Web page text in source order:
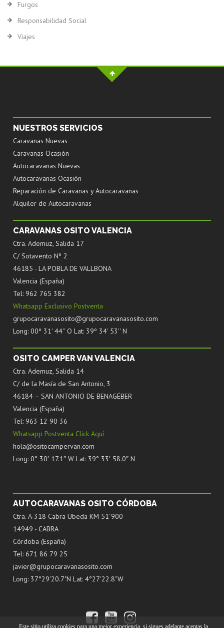
Este sitio utiliza cookies para una mejor experiencia, si sigues adelante aceptas la
Furgos
Responsabilidad Social
Viajes
NUESTROS SERVICIOS
Caravanas Nuevas
Caravanas Ocasión
Autocaravanas Nuevas
Autocaravanas Ocasión
Reparación de Caravanas y Autocaravanas
Alquiler de Autocaravanas
CARAVANAS OSITO VALENCIA
Ctra. Ademuz, Salida 17
C/ Sotavento Nº 2
46185 - LA POBLA DE VALLBONA
Valencia (España)
Tel: 962 765 382
Whatsapp Exclusivo Postventa
grupocaravanasosito@grupocaravanasosito.com
Long: 00º 31' 44'' O Lat: 39º 34' 53'' N
OSITO CAMPER VAN VALENCIA
Ctra. Ademuz, Salida 14
C/ de la Masía de San Antonio, 3
46184 – SAN ANTONIO DE BENAGÉBER
Valencia (España)
Tel: 963 12 90 36
Whatsapp Postventa Click Aquí
hola@ositocampervan.com
Long: 0° 30′ 17.1″ W Lat: 39° 33′ 58.0″ N
AUTOCARAVANAS OSITO CÓRDOBA
Ctra. A-318 Cabra Ubeda KM 51´900
14949 - CABRA
Córdoba (España)
Tel: 671 86 79 25
javier@grupocaravanasosito.com
Long: 37°29'20.7"N Lat: 4°27'22.8"W